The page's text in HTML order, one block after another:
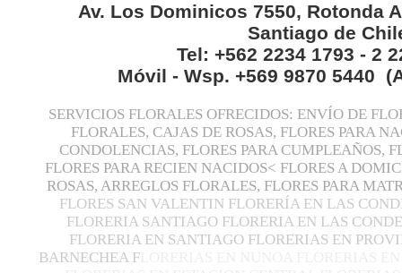
Av. Los Dominicos 7550, Rotonda
Santiago de
Tel: +562 2234 1793 - 2
Móvil - Wsp. +569 9870 5440
SERVICIOS FLORALES OFRECIDOS: ENVÍO DE
FLORALES, CAJAS DE ROSAS, FLORES PARA
CONDOLENCIAS, FLORES PARA CUMPLEAÑOS,
FLORES PARA RECIEN NACIDOS< FLORES A
ROSAS, ARREGLOS FLORALES, FLORES PARA
FLORES SAN VALENTIN FLORERÍA EN LAS
FLORERIA SANTIAGO FLORERIA EN LAS
FLORERIA EN SANTIAGO FLORERIAS EN
BARNECHEA F